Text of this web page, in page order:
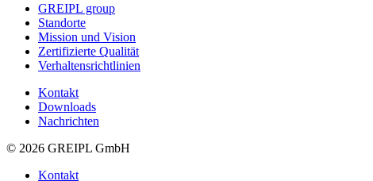
GREIPL group
Standorte
Mission und Vision
Zertifizierte Qualität
Verhaltensrichtlinien
Kontakt
Downloads
Nachrichten
© 2026 GREIPL GmbH
Kontakt